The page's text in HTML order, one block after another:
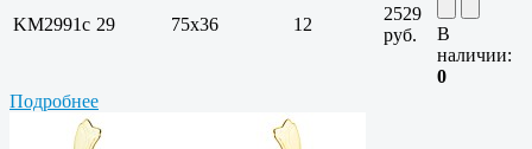
KM2991c 29 75х36 12
2529
руб.
В
наличии:
0
Подробнее